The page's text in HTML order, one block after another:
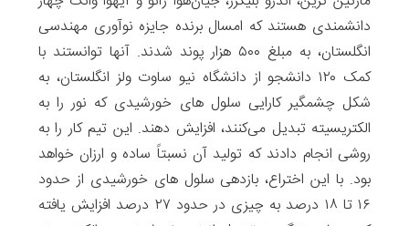
دانشمندی هستند که امسال برنده جایزه نوآوری مهندسی
انگلستان، به مبلغ ۵۰۰ هزار پوند شدند. آنها توانستند با
کمک ۱۲۰ دانشجو از دانشگاه نیو ساوت ولز انگلستان، به
شکل چشمگیر کارایی سلول های خورشیدی که نور را به
الکتریسیته تبدیل می‌کنند، افزایش دهند. این تیم کار را به
روشی انجام دادند که تولید آن نسبتاً ساده و ارزان خواهد
بود. با این اختراع، بازدهی سلول های خورشیدی از حدود
۱۶ تا ۱۸ درصد به چیزی در حدود ۲۷ درصد افزایش یافته